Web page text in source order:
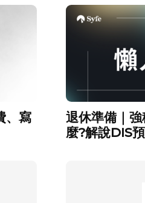
、寫
退休準備｜
麼?解說DIS